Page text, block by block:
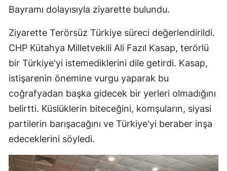
Bayramı dolayısıyla ziyarette bulundu.
Ziyarette Terörsüz Türkiye süreci değerlendirildi.
CHP Kütahya Milletvekili Ali Fazıl Kasap, terörlü
bir Türkiye'yi istemediklerini dile getirdi. Kasap,
istişarenin önemine vurgu yaparak bu
coğrafyadan başka gidecek bir yerleri olmadığını
belirtti. Küslüklerin biteceğini, komşuların, siyasi
partilerin barışacağını ve Türkiye'yi beraber inşa
edeceklerini söyledi.